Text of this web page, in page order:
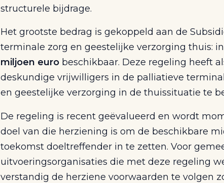
structurele bijdrage.
Het grootste bedrag is gekoppeld aan de
terminale zorg en geestelijke verzorging thuis:
miljoen euro beschikbaar. Deze regeling heeft
deskundige vrijwilligers in de palliatieve
en geestelijke verzorging in de thuissituatie te
De regeling is recent geëvalueerd en wordt
doel van die herziening is om de beschikbare
toekomst doeltreffender in te zetten. Voor
uitvoeringsorganisaties die met deze regeling
verstandig de herziene voorwaarden te volgen